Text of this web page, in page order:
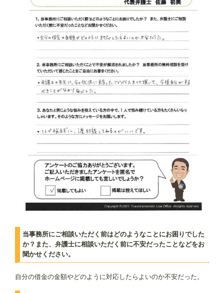
当事務所にご相談いただく前はどのようなことにお困りでした
か？また、弁護士に相談いただく前に不安だったことなどをお
聞かせください。
自分の借金の金額やどのように対応したらよいのか不安だった。